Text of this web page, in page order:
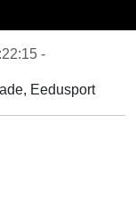
-
Eedusport